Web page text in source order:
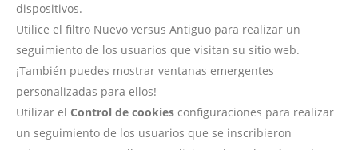
dispositivos.
Utilice el filtro Nuevo versus Antiguo para realizar un
seguimiento de los usuarios que visitan su sitio web.
¡También puedes mostrar ventanas emergentes
personalizadas para ellos!
Utilizar el Control de cookies configuraciones para realizar
un seguimiento de los usuarios que se inscribieron